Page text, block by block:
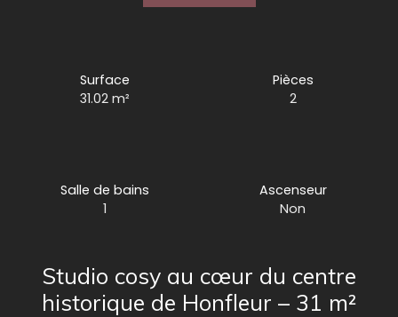
Surface
31.02m²
Pièces
2
Salle de bains
1
Ascenseur
Non
Studio cosy au cœur du centre
historique de Honfleur – 31 m²